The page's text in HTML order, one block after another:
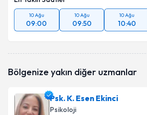
10 Ağu
09:00
10 Ağu
09:50
10 Ağu
10:40
Bölgenize yakın diğer uzmanlar
Psk. K. Esen Ekinci
Psikoloji